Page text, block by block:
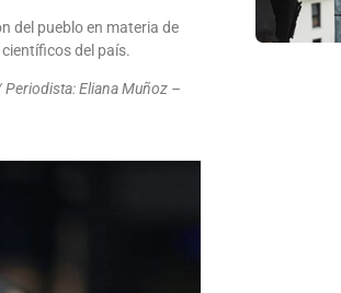
del pueblo en materia de
del país.
Eliana Muñoz –